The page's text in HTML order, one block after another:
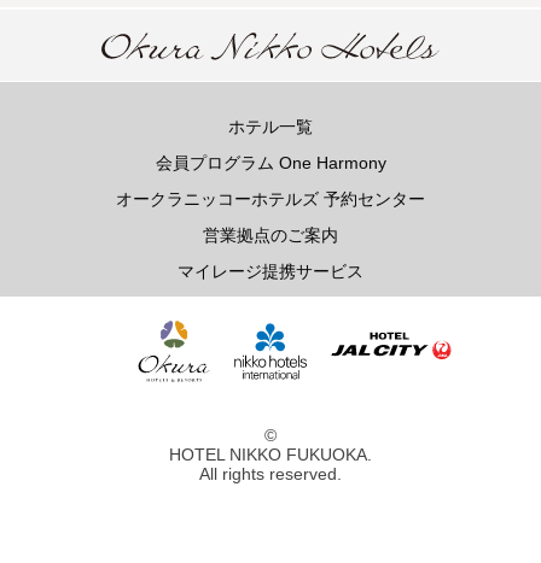
ホテル一覧
会員プログラム One Harmony
オークラニッコーホテルズ 予約センター
営業拠点のご案内
マイレージ提携サービス
©
HOTEL NIKKO FUKUOKA.
All rights reserved.